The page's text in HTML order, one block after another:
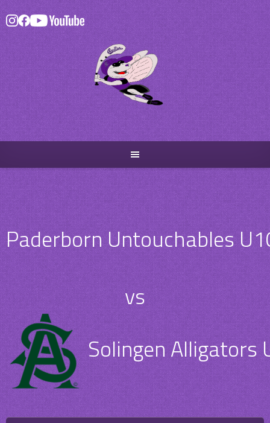
Skip
to
content
Paderborn Untouchables
vs
Solingen Alligators